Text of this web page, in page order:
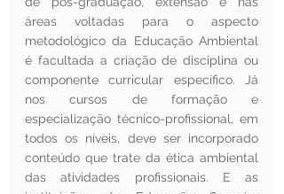
áreas voltadas para o aspecto
metodológico da Educação Ambiental
é facultada a criação de disciplina ou
componente curricular específico. Já
nos cursos de formação e
especialização técnico-profissional, em
todos os níveis, deve ser incorporado
conteúdo que trate da ética ambiental
das atividades profissionais. E as